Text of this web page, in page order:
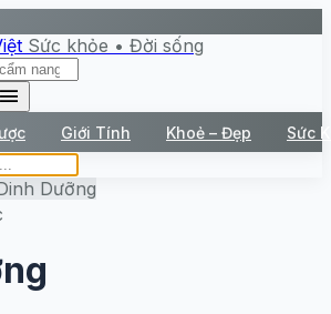
Sức khỏe • Đời sống
menu
Giới Tính Khoẻ – Đẹp Sức
Dưỡng